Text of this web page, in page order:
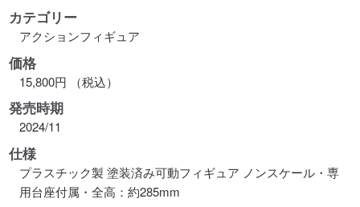
カテゴリー
アクションフィギュア
価格
15,800円 （税込）
発売時期
2024/11
仕様
プラスチック製 塗装済み可動フィギュア ノンスケール・専
用台座付属・全高：約285mm